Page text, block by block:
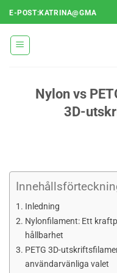
Hoppa
till
innehåll
E-POST:KATRINA@GMA
Nylon vs
3D-
Inledning
Nylonfilament: Ett
hållbarhet
PETG 3D-
användarvänliga valet